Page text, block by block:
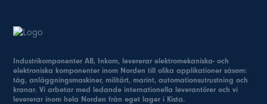
Industrikomponenter AB, Inkom, levererar elektromekaniska- och
elektroniska komponenter inom Norden till olika applikationer såsom:
tåg, anläggningsmaskiner, militärt, marint, automationsutrustning och
kranar. Vi arbetar med ledande internationella leverantörer och vi
levererar inom hela Norden från eget lager i Kista.